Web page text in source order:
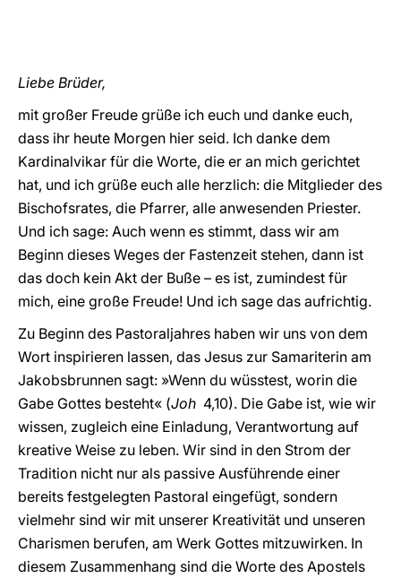
Liebe Brüder,
mit großer Freude grüße ich euch und danke euch,
dass ihr heute Morgen hier seid. Ich danke dem
Kardinalvikar für die Worte, die er an mich gerichtet
hat, und ich grüße euch alle herzlich: die Mitglieder des
Bischofsrates, die Pfarrer, alle anwesenden Priester.
Und ich sage: Auch wenn es stimmt, dass wir am
Beginn dieses Weges der Fastenzeit stehen, dann ist
das doch kein Akt der Buße – es ist, zumindest für
mich, eine große Freude! Und ich sage das aufrichtig.
Zu Beginn des Pastoraljahres haben wir uns von dem
Wort inspirieren lassen, das Jesus zur Samariterin am
Jakobsbrunnen sagt: »Wenn du wüsstest, worin die
Gabe Gottes besteht« (Joh 4,10). Die Gabe ist, wie wir
wissen, zugleich eine Einladung, Verantwortung auf
kreative Weise zu leben. Wir sind in den Strom der
Tradition nicht nur als passive Ausführende einer
bereits festgelegten Pastoral eingefügt, sondern
vielmehr sind wir mit unserer Kreativität und unseren
Charismen berufen, am Werk Gottes mitzuwirken. In
diesem Zusammenhang sind die Worte des Apostels